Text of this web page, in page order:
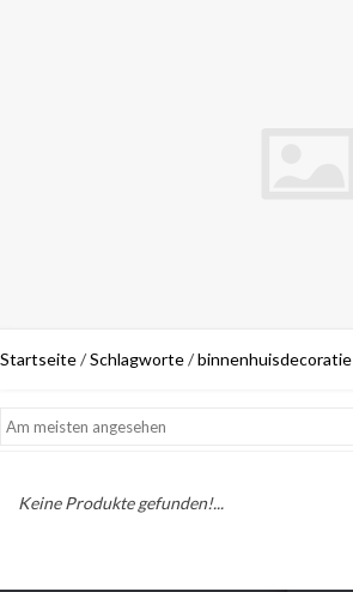
Startseite/Schlagworte/binnenhuisdecoratie
Keine Produkte gefunden!...